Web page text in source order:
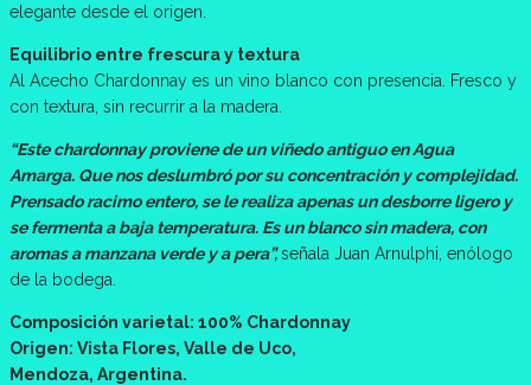
elegante desde el origen.
Equilibrio entre frescura y textura
Al Acecho Chardonnay es un vino blanco con presencia. Fresco y
con textura, sin recurrir a la madera.
“Este chardonnay proviene de un viñedo antiguo en Agua
Amarga. Que nos deslumbró por su concentración y complejidad.
Prensado racimo entero, se le realiza apenas un desborre ligero y
se fermenta a baja temperatura. Es un blanco sin madera, con
aromas a manzana verde y a pera”,señala Juan Arnulphi, enólogo
de la bodega.
Composición varietal: 100% Chardonnay
Origen: Vista Flores, Valle de Uco,
Mendoza, Argentina.